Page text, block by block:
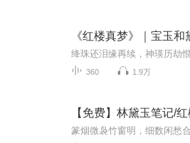
360 1.9万
【免费】林黛玉笔记/